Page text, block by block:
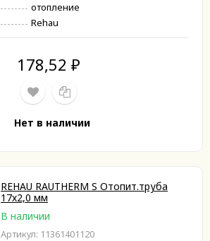
отопление
Rehau
178,52 ₽
Нет в наличии
REHAU RAUTHERM S Отопит.труба
17х2,0 мм
В наличии
Артикул: 11361401120